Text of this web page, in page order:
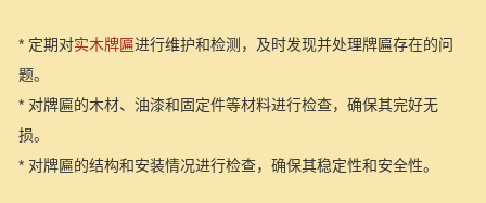
* 定期对实木牌匾进行维护和检测，及时发现并处理牌匾存在的问
题。
* 对牌匾的木材、油漆和固定件等材料进行检查，确保其完好无
损。
* 对牌匾的结构和安装情况进行检查，确保其稳定性和安全性。